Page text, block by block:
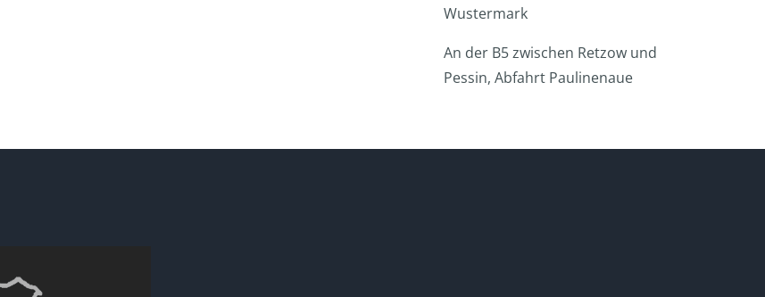
Wustermark
An der B5 zwischen Retzow und
Pessin, Abfahrt Paulinenaue